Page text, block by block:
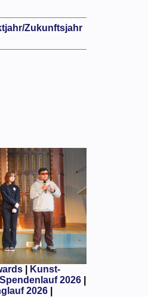
Zukunftsjahr
|
Kunst-
Spendenlauf 2026|
2026|